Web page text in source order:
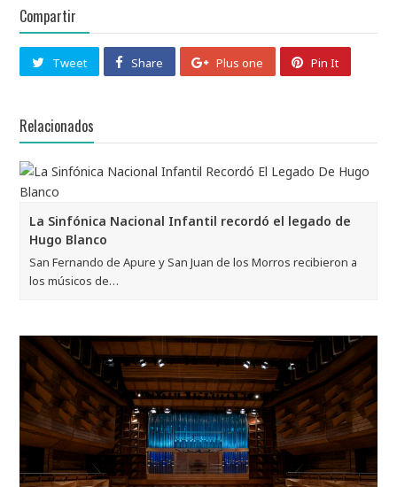
Compartir
Tweet Share Plus one Pin It
Relacionados
La Sinfónica Nacional Infantil recordó el legado de
Hugo Blanco
San Fernando de Apure y San Juan de los Morros recibieron a
los músicos de…